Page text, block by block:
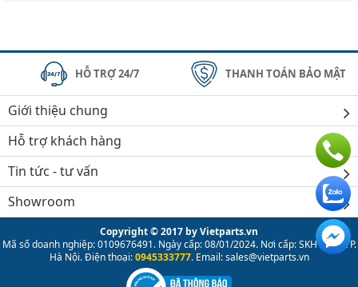
HỖ TRỢ 24/7 THANH TOÁN BẢO MẬT
Giới thiệu chung
Hỗ trợ khách hàng
Tin tức - tư vấn
Showroom
Copyright © 2017 by Vietparts.vn
Mã số doanh nghiệp: 0109676491. Ngày cấp: 08/01/2024. Nơi cấp: SKH & ĐT TP.
Hà Nội. Điện thoại:0945333777. Email: sales@vietparts.vn